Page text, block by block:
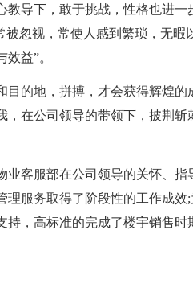
教导下，敢于挑战，性格也进
被忽视，常使人感到繁琐，无
益”。
的地，拼搏，才会获得辉煌的
，在公司领导的带领下，披荆斩
客服部在公司领导的关怀、指
理服务取得了阶段性的工作成
持，高标准的完成了楼宇销售